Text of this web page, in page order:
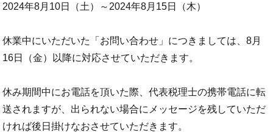
2024年8月10日（土）～2024年8月15日（木）
休業中にいただいた「お問い合わせ」につきましては、8月
16日（金）以降に対応させていただきます。
休み期間中にお電話を頂いた際、代表税理士の携帯電話に転
送されますが、出られない場合にメッセージを残していただ
ければ後日掛けなおさせていただきます。